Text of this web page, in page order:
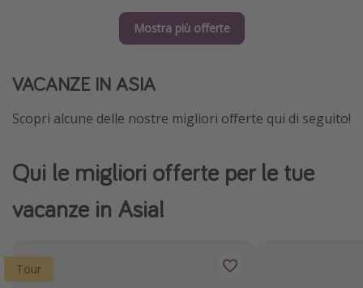
Mostra più offerte
VACANZE IN ASIA
Scopri alcune delle nostre migliori offerte qui di seguito!
Qui le migliori offerte per le tue
vacanze in Asia!
Tour